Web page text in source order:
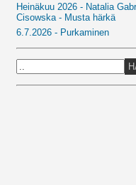
Heinäkuu 2026 - Natalia
Cisowska - Musta härkä
6.7.2026 - Purkaminen